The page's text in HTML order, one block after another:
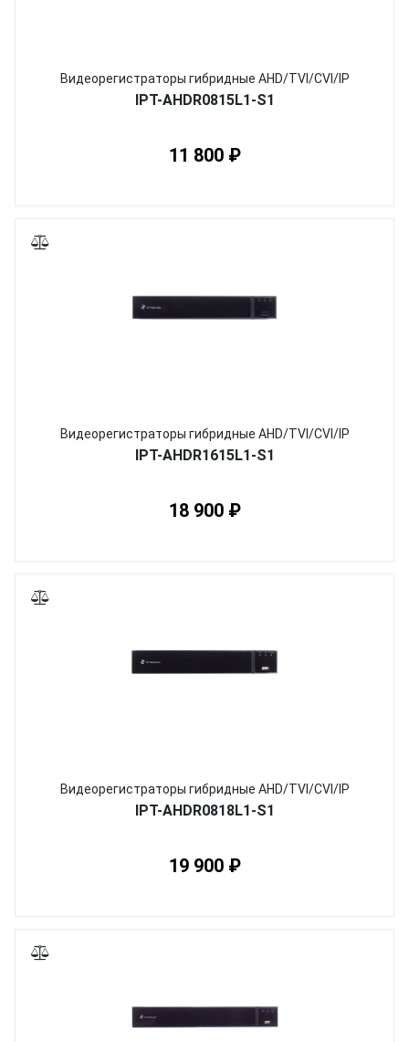
Видеорегистраторы гибридные AHD/TVI/CVI/IP
IPT-AHDR0815L1-S1
11 800 ₽
Видеорегистраторы гибридные AHD/TVI/CVI/IP
IPT-AHDR1615L1-S1
18 900 ₽
Видеорегистраторы гибридные AHD/TVI/CVI/IP
IPT-AHDR0818L1-S1
19 900 ₽